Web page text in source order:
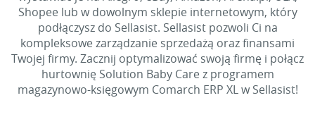
Shopee lub w dowolnym sklepie internetowym, który
podłączysz do Sellasist. Sellasist pozwoli Ci na
kompleksowe zarządzanie sprzedażą oraz finansami
Twojej firmy. Zacznij optymalizować swoją firmę i połącz
hurtownię Solution Baby Care z programem
magazynowo-księgowym Comarch ERP XL w Sellasist!